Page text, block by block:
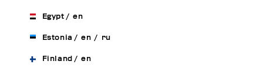
Egypt / en
Estonia / en / ru
Finland / en